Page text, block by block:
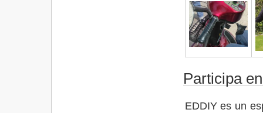
Participa
EDDIY es un